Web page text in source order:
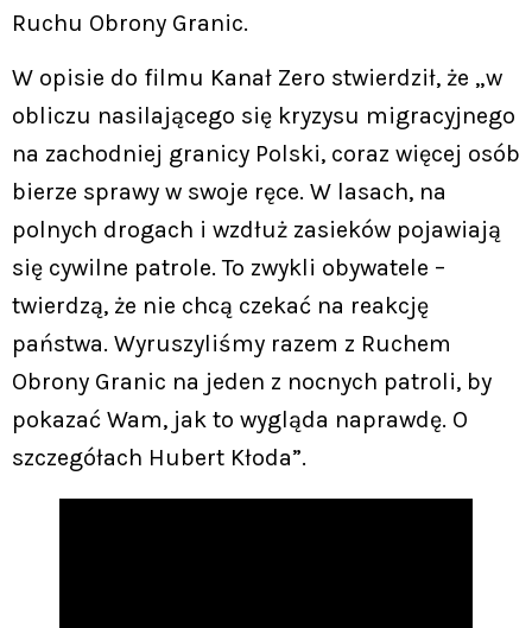
Ruchu Obrony Granic.
W opisie do filmu Kanał Zero stwierdził, że „w
obliczu nasilającego się kryzysu migracyjnego
na zachodniej granicy Polski, coraz więcej osób
bierze sprawy w swoje ręce. W lasach, na
polnych drogach i wzdłuż zasieków pojawiają
się cywilne patrole. To zwykli obywatele –
twierdzą, że nie chcą czekać na reakcję
państwa. Wyruszyliśmy razem z Ruchem
Obrony Granic na jeden z nocnych patroli, by
pokazać Wam, jak to wygląda naprawdę. O
szczegółach Hubert Kłoda”.